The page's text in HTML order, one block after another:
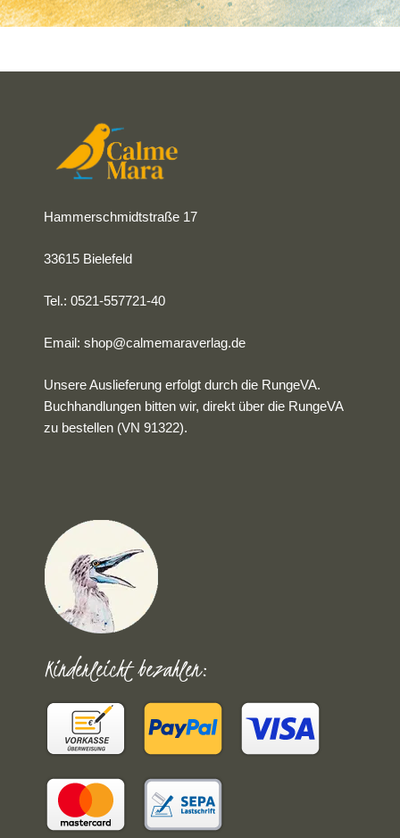
Hammerschmidtstraße 17
33615 Bielefeld
Tel.: 0521-557721-40
Email:shop@calmemaraverlag.de
Unsere Auslieferung erfolgt durch die RungeVA.
Buchhandlungen bitten wir, direkt über die RungeVA
zu bestellen (VN 91322).
Kinderleicht bezahlen: